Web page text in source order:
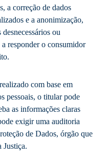
a correção de dados
e a anonimização,
ou
responder o consumidor
com base em
pessoais, o titular pode
as informações claras
exigir uma auditoria
de Dados, órgão que
Justiça.